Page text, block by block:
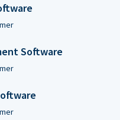
Software